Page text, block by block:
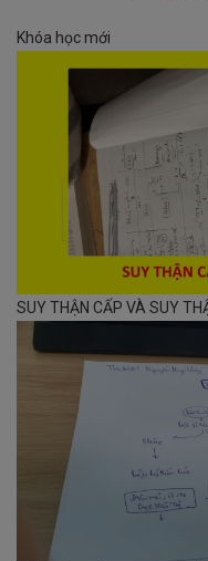
Khóa học mới
SUY THẬN CẤP VÀ SUY